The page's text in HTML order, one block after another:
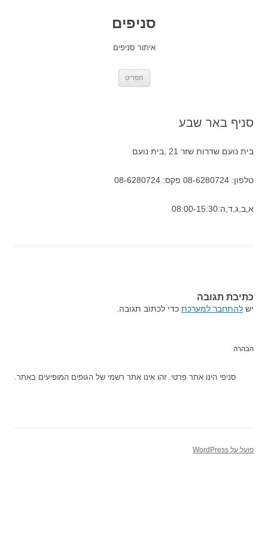
סניפים
איתור סניפים
תפריט
סניף באר שבע
בית נועם שדרות שזר 21 ,בית נועם
טלפון: 08-6280724 פקס: 08-6280724
א,ב,ג,ד,ה:08:00-15:30
כתיבת תגובה
יש להתחבר למערכת כדי לכתוב תגובה.
הבהרה
סניפי הינו אתר פרטי. זהו אינו אתר רשמי של הגופים המופיעים באתר.
פועל על WordPress